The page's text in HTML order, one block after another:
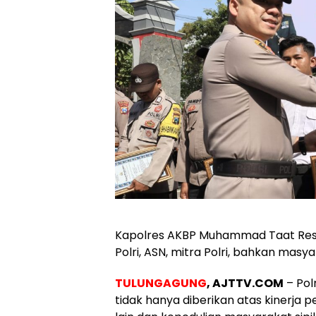
Kapolres AKBP Muhammad Taat
Polri, ASN, mitra Polri, bahkan
TULUNGAGUNG, AJTTV.COM –
tidak hanya diberikan atas kinerja